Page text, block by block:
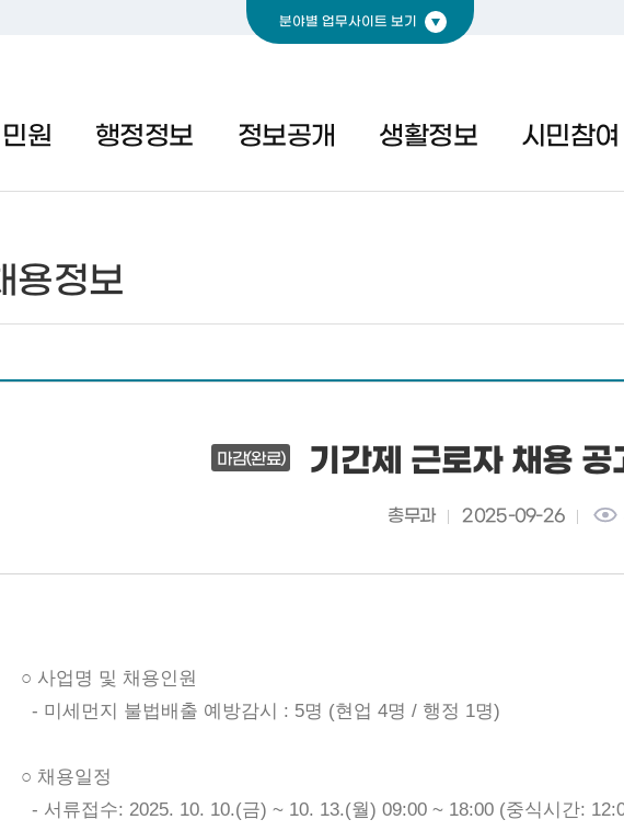
분야별 업무사이트 보기
민원 행정정보 정보공개 생활정보 시민참여
용정보
마감(완료) 기간제 근로자 채용
총무과 2025-09-26
○ 사업명 및 채용인원
- 미세먼지 불법배출 예방감시 : 5명 (현업 4명 / 행정 1명)
○ 채용일정
- 서류접수: 2025. 10. 10.(금) ~ 10. 13.(월) 09:00 ~ 18:00 (중식시간: